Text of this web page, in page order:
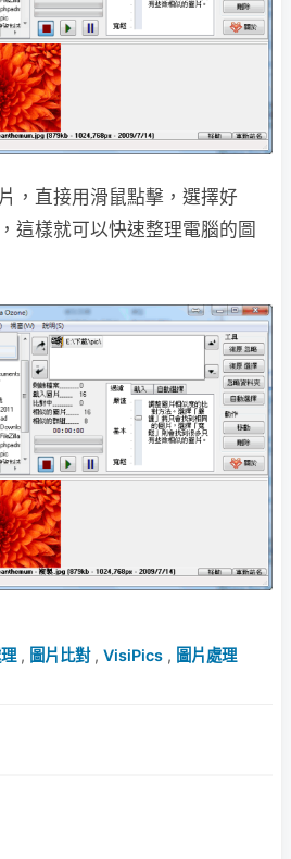
，直接用滑鼠點擊，選擇好
這樣就可以快速整理電腦的圖
, 圖片比對, VisiPics , 圖片處理